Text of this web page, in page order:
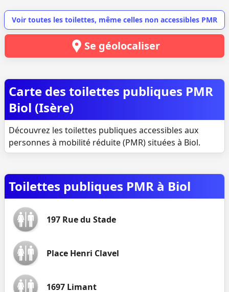
Voir toutes les toilettes, même celles non accessibles PMR
Se géolocaliser
Carte des toilettes publiques PMR
Biol (Isère)
Découvrez les toilettes publiques accessibles aux
personnes à mobilité réduite (PMR) situées à Biol.
Toilettes publiques PMR à Biol
197 Rue du Stade
Place Henri Clavel
1697 Limant